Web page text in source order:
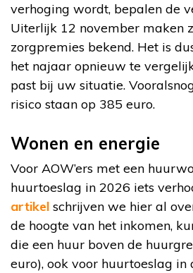
verhoging wordt, bepalen de
Uiterlijk 12 november maken
zorgpremies bekend. Het is
het najaar opnieuw te
past bij uw situatie.
risico staan op 385 euro.
Wonen en energie
Voor AOW’ers met een
huurtoeslag in 2026 iets
artikel schrijven we hier al
de hoogte van het inkomen,
die een huur boven de
euro), ook voor huurtoeslag in